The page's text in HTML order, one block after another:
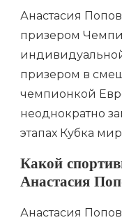
Анастасия
призером
призером в
чемпионкой
неоднократно
этапах Кубка
Какой
Анастасия
Анастасия